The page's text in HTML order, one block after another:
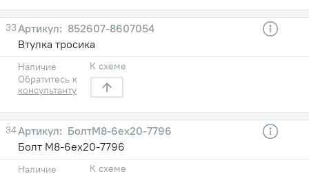
33
852607-8607054
Втулка тросика
Наличие
Обратитесь к
консультанту
К схеме
34
БолтМ8-6ех20-7796
Болт М8-6ех20-7796
Наличие
К схеме